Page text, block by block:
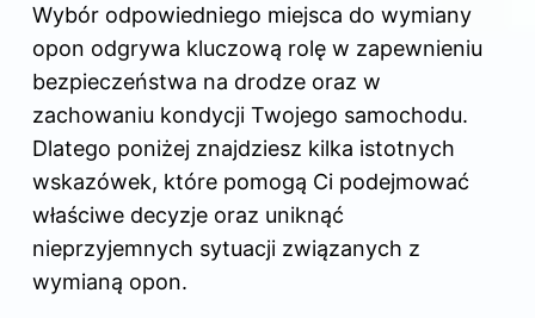
Wybór odpowiedniego miejsca do wymiany
opon odgrywa kluczową rolę w zapewnieniu
bezpieczeństwa na drodze oraz w
zachowaniu kondycji Twojego samochodu.
Dlatego poniżej znajdziesz kilka istotnych
wskazówek, które pomogą Ci podejmować
właściwe decyzje oraz uniknąć
nieprzyjemnych sytuacji związanych z
wymianą opon.